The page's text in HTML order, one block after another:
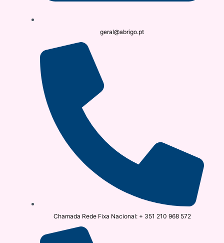
geral@abrigo.pt
Chamada Rede Fixa Nacional: + 351 210 968 572